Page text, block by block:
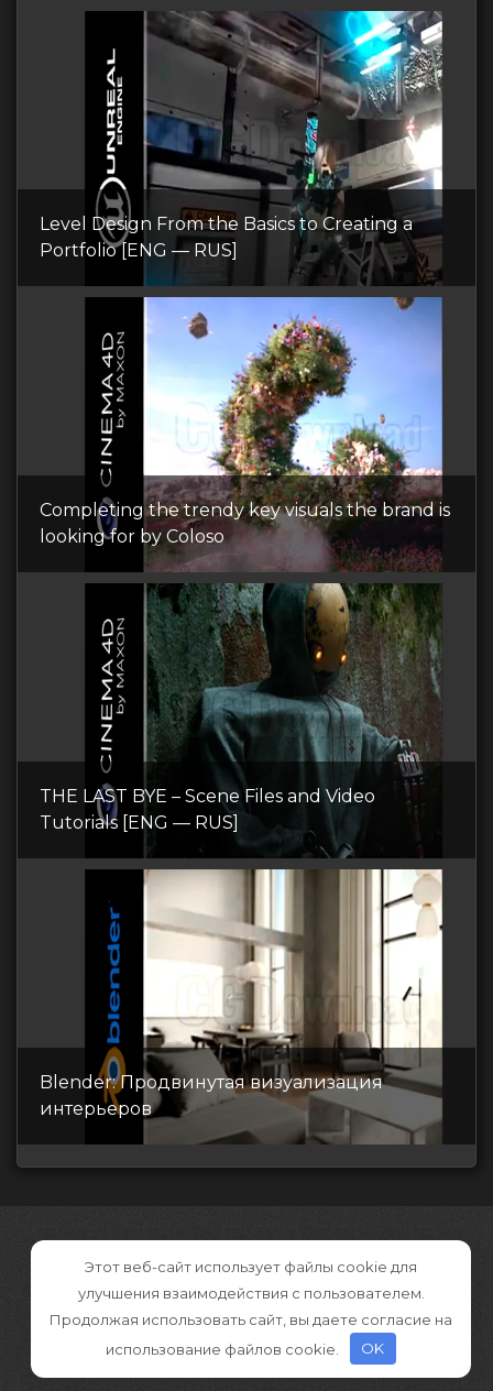
Level Design From the Basics to Creating a
Portfolio [ENG — RUS]
Completing the trendy key visuals the brand is
looking for by Coloso
THE LAST BYE – Scene Files and Video
Tutorials [ENG — RUS]
Blender: Продвинутая визуализация
интерьеров
Этот веб-сайт использует файлы cookie для
улучшения взаимодействия с пользователем.
Продолжая использовать сайт, вы даете согласие на
использование файлов cookie.
OK